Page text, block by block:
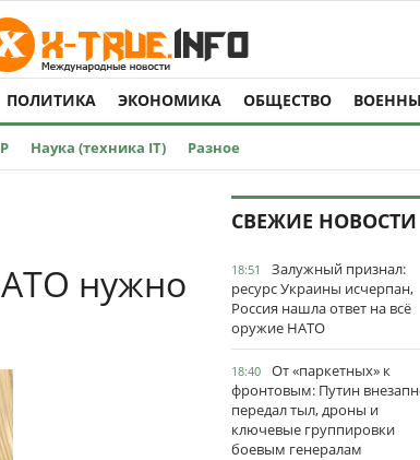
ПОЛИТИКА ЭКОНОМИКА ОБЩЕСТВО
Наука (техника IT) Разное
нужно
СВЕЖИЕ НОВОСТИ
18:51
Залужный признал:
ресурс Украины исчерпан,
Россия нашла ответ на всё
оружие НАТО
18:40
От «паркетных» к
фронтовым: Путин
передал тыл, дроны и
ключевые группировки
боевым генералам